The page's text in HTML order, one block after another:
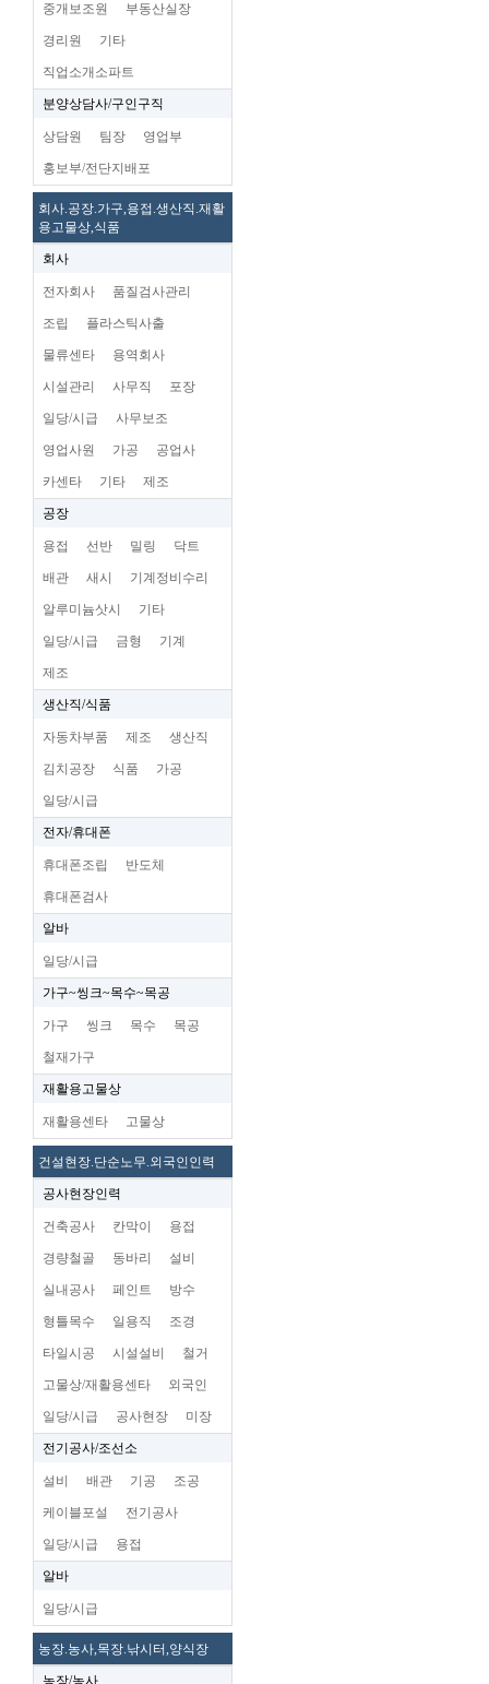
중개보조원 부동산실장
경리원 기타
직업소개소파트
분양상담사/구인구직
상담원 팀장 영업부
홍보부/전단지배포
회사.공장.가구,용접.생산직.재활
용고물상,식품
회사
전자회사 품질검사관리
조립 플라스틱사출
물류센타 용역회사
시설관리 사무직 포장
일당/시급 사무보조
영업사원 가공 공업사
카센타 기타 제조
공장
용접 선반 밀링 닥트
배관 새시 기계정비수리
알루미늄삿시 기타
일당/시급 금형 기계
제조
생산직/식품
자동차부품 제조 생산직
김치공장 식품 가공
일당/시급
전자/휴대폰
휴대폰조립 반도체
휴대폰검사
알바
일당/시급
가구~씽크~목수~목공
가구 씽크 목수 목공
철재가구
재활용고물상
재활용센타 고물상
건설현장.단순노무.외국인인력
공사현장인력
건축공사 칸막이 용접
경량철골 동바리 설비
실내공사 페인트 방수
형틀목수 일용직 조경
타일시공 시설설비 철거
고물상/재활용센타 외국인
일당/시급 공사현장 미장
전기공사/조선소
설비 배관 기공 조공
케이블포설 전기공사
일당/시급 용접
알바
일당/시급
농장.농사,목장.낚시터,양식장
농장/농사